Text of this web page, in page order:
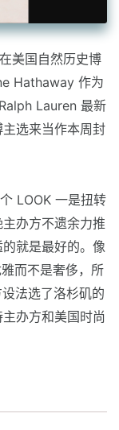
美国自然历史博
Hathaway 作为
Lauren 最新
选来当作本周封
LOOK 一是扭转
办方不遗余力推
就是最好的。像
而不是奢侈，所
法选了洛杉矶的
办方和美国时尚